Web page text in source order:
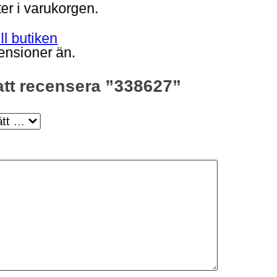
i varukorgen.
butiken
än.
recensera ”338627”